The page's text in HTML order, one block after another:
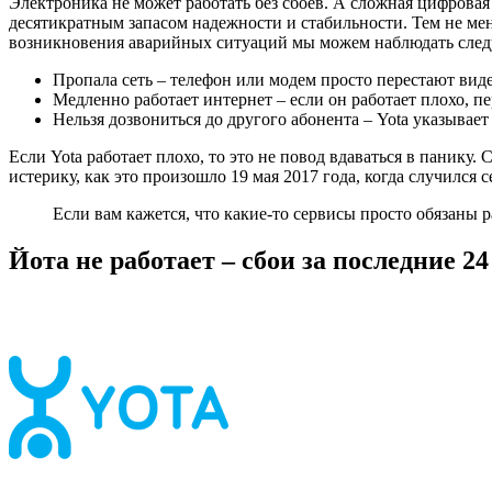
десятикратным запасом надежности и стабильности. Тем не
возникновения аварийных ситуаций мы можем наблюдать
Пропала сеть – телефон или модем просто перестают
Медленно работает интернет – если он работает плохо,
Нельзя дозвониться до другого абонента – Yota
Если Yota работает плохо, то это не повод вдаваться в панику.
истерику, как это произошло 19 мая 2017 года, когда
Если вам кажется, что какие-то сервисы просто обязаны
Йота не работает – сбои за последние